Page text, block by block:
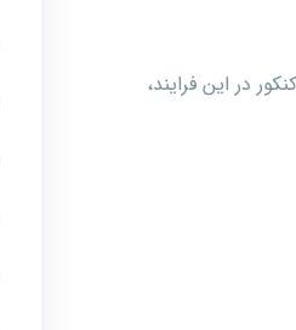
در این فرایند،